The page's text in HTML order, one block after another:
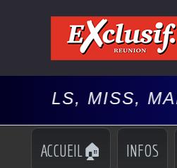
ACCUEIL🏠 INFOS